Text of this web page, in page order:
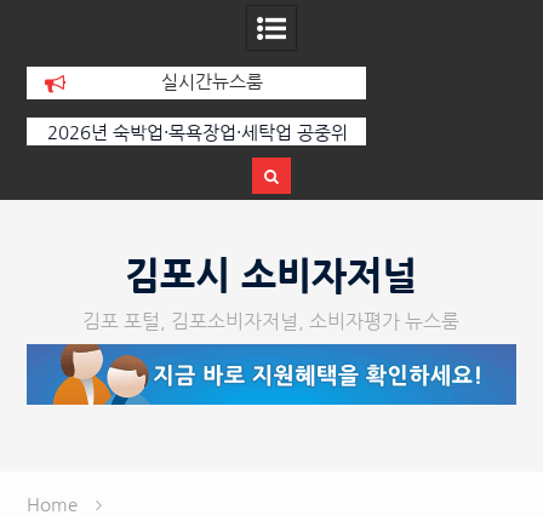
실시간뉴스룸
2026년 숙박업·목욕장업·세탁업 공중위
김포시 소비자저널
김포 포털, 김포소비자저널, 소비자평가 뉴스룸
Home